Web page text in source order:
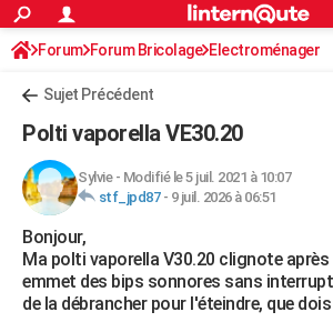
ACTUALITÉS
Politique
Société
Faits Divers
Education
Monde
Villes
+
FINANCE
Retraite
Impôts
Epargne
Immobilier
Risques naturels par ville
Banque
Assurance
Crédit
AUTO
Essais
Réserver un essai
Citadines
Berlines
SUV
Forum auto
+HIGH-TECH
Mobiles
Meilleur smartphone
Internet
Ordinateurs
Jeux vidéo
Guide high-tech
+BRICOLAGE
S'inscrire
Connexion
Forum Forum Bricolage Electroménager
Sujet Précédent
Polti vaporella VE30.20
Sylvie- Modifié le 5 juil. 2021 à 10:07
stf_jpd87- 9 juil. 2026 à 06:51
Bonjour,
Ma polti vaporella V30.20 clignote
emmet des bips sonnores sans
de la débrancher pour l'éteindre, que